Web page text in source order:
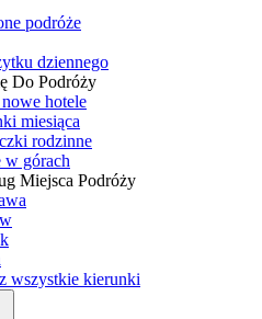
podróże
dziennego
Do Podróży
hotele
miesiąca
rodzinne
w górach
Miejsca Podróży
wszystkie kierunki